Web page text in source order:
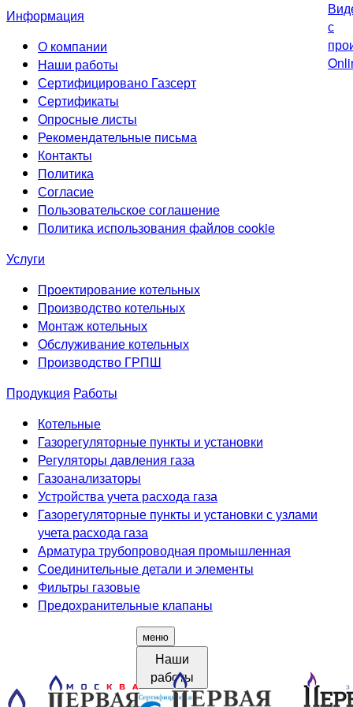
Информация
О компании
Наши работы
Сертифицировано Газсерт
Сертификаты
Опросные листы
Рекомендательные письма
Контакты
Политика
Согласие
Пользовательское соглашение
Политика использования файлов cookie
Услуги
Проектирование котельных
Производство котельных
Монтаж котельных
Обслуживание котельных
Производство ГРПШ
Продукция Работы
Котельные
Газорегуляторные пункты и установки
Регуляторы давления газа
Газоанализаторы
Устройства учета расхода газа
Газорегуляторные пункты и установки с узлами
учета расхода газа
Арматура трубопроводная промышленная
Соединительные детали и элементы
Фильтры газовые
Предохранительные клапаны
меню
Наши
работы